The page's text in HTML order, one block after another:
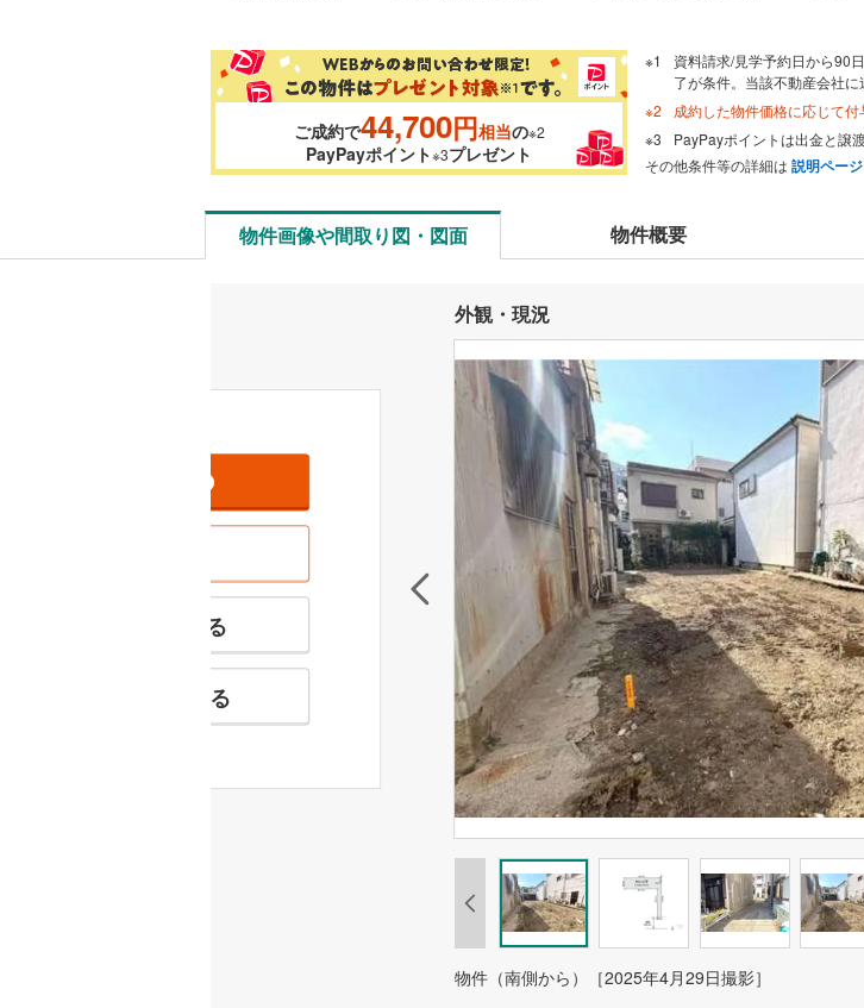
ご成約で44,700円相当の※2
PayPayポイント※3プレゼント
資料請求/見学予約日から90
了が条件。当該不動産会社に
成約した物件価格に応じて付
PayPayポイントは出金と譲
その他条件等の詳細は 説明ページ
物件画像や間取り図・図面 物件概要
外観・現況
特徴の似た物件を見る
お気に入りに追加する
物件（南側から）［2025年4月29日撮影］